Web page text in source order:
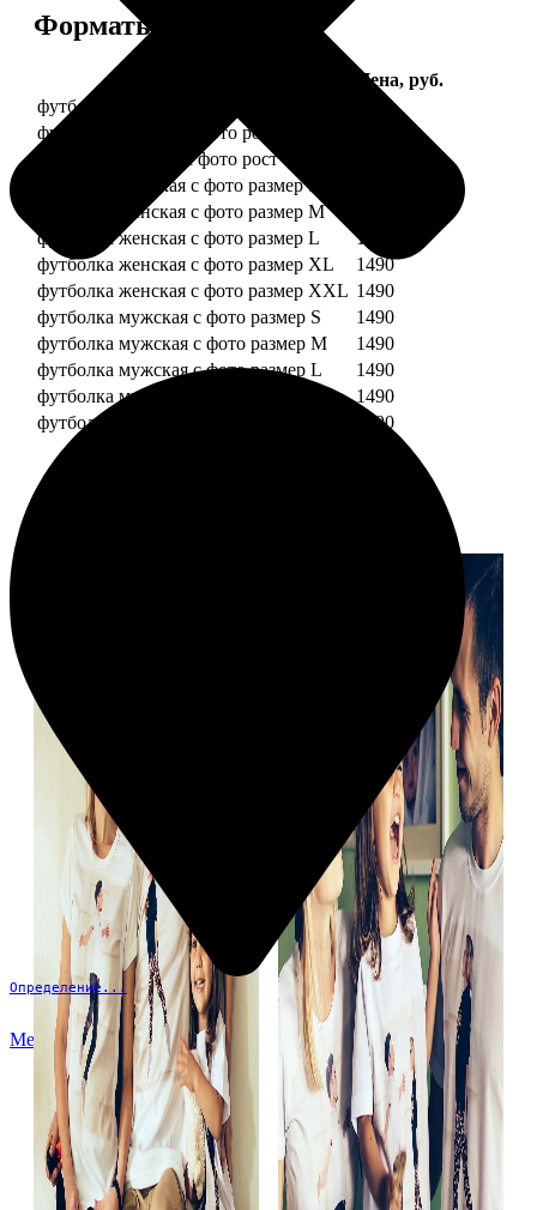
Определение...
Меню
Форматы и цены
Цена, руб.
футболка детская с фото рост 118 см
1490
футболка детская с фото рост 128 см
футболка детская с фото рост 134 см
футболка женская с фото размер S
футболка женская с фото размер M
футболка женская с фото размер L
1490
футболка женская с фото размер XL
1490
футболка женская с фото размер XXL 1490
футболка мужская с фото размер S
1490
футболка мужская с фото размер M
1490
футболка мужская с фото размер L
1490
футболка мужская с фото размер XL
1490
футболка мужская с фото размер XXL
1490